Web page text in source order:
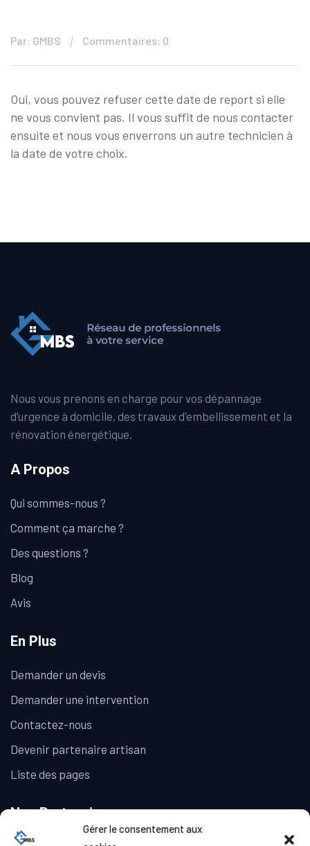
Gérer le consentement aux
Par: GMBS Commentaires: 0
Oui, vous pouvez refuser cette date de report si elle
ne vous convient pas. Il vous suffit de nous contacter
ensuite et nous vous enverrons un autre technicien à
la date de votre choix.
Nous vous prenons en charge pour vos dépannage
d’urgence à domicile, des travaux d'embellissement et la
rénovation énergétique.
A Propos
Qui sommes-nous ?
Comment ça marche ?
Des questions ?
Blog
Avis
En Plus
Demander un devis
Demander une intervention
Contactez-nous
Devenir partenaire artisan
Liste des pages
Nos Partenaires